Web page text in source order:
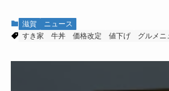
滋賀
ニュース
すき家
牛丼 価格改定 値下げ グルメニ